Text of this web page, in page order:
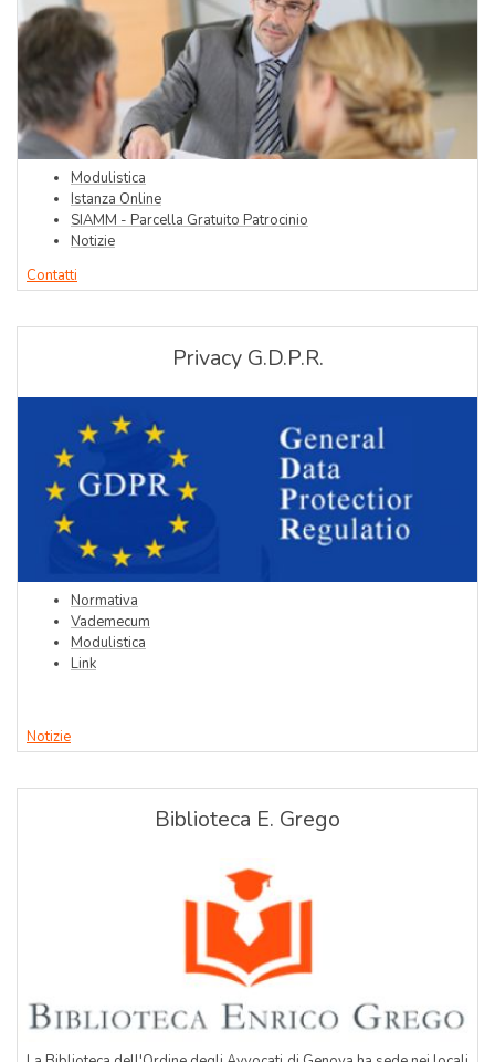
Modulistica
Istanza Online
SIAMM - Parcella Gratuito Patrocinio
Notizie
Contatti
Privacy G.D.P.R.
Normativa
Vademecum
Modulistica
Link
Notizie
Biblioteca E. Grego